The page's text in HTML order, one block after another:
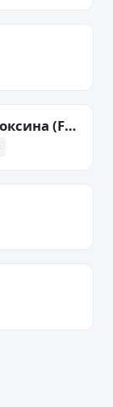
Индекс свободного тироксина (FTI)